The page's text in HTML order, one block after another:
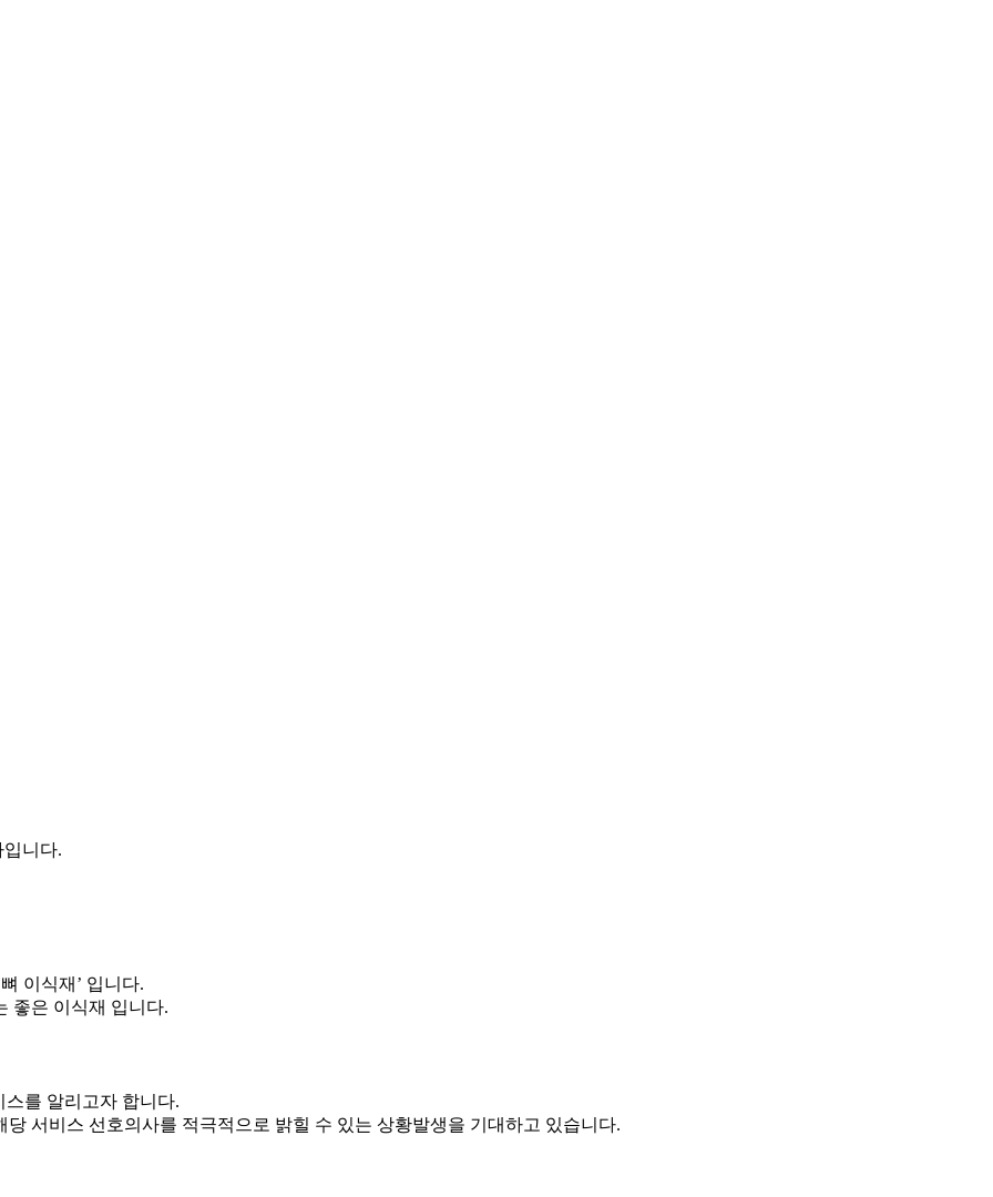
니다.
이식재’ 입니다.
좋은 이식재 입니다.
스를 알리고자 합니다.
서비스 선호의사를 적극적으로 밝힐 수 있는 상황발생을 기대하고 있습니다.